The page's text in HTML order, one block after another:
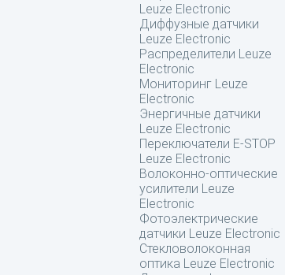
Leuze Electronic
Диффузные датчики
Leuze Electronic
Распределители Leuze
Electronic
Мониторинг Leuze
Electronic
Энергичные датчики
Leuze Electronic
Переключатели E-STOP
Leuze Electronic
Волоконно-оптические
усилители Leuze
Electronic
Фотоэлектрические
датчики Leuze Electronic
Стекловолоконная
оптика Leuze Electronic